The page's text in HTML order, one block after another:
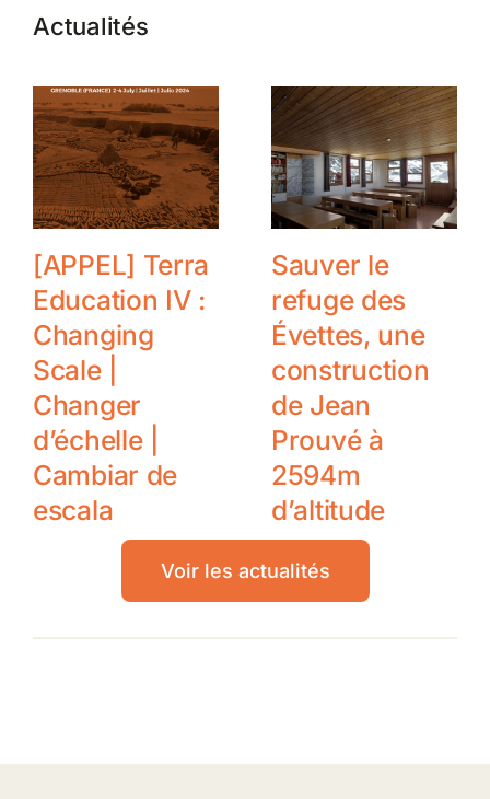
Actualités
[APPEL] Terra
Education IV :
Changing
Scale |
Changer
d’échelle |
Cambiar de
escala
Sauver le
refuge des
Évettes, une
construction
de Jean
Prouvé à
2594m
d’altitude
Voir les actualités